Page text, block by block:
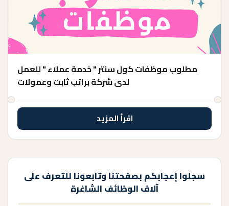
مطلوب موظفات كول سنتر " خدمة عملاء " للعمل
لدى شركة براتب ثابت وعمولات
اقرأ المزيد
سجلوا إعجابكم بصفحتنا وتابعونا للتعرف على
آلاف الوظائف الشاغرة